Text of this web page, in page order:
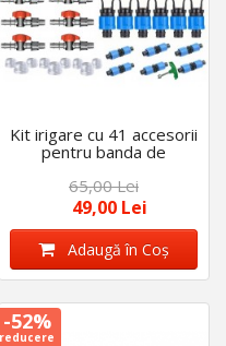
Kit irigare cu 41 accesorii
pentru banda de
picurare de 16 mm
65,00 Lei
49,00 Lei
Adaugă în Coş
-52%
reducere